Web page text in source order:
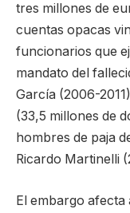
tres millones de
cuentas opacas
funcionarios que
mandato del
García (2006-
(33,5 millones de
hombres de paja
Ricardo Martinelli
El embargo afecta